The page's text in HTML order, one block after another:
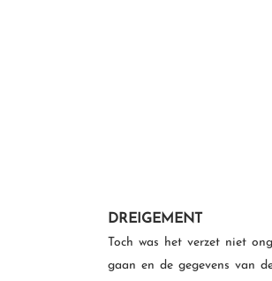
DREIGEMENT
Toch was het verzet niet
gaan en de gegevens van